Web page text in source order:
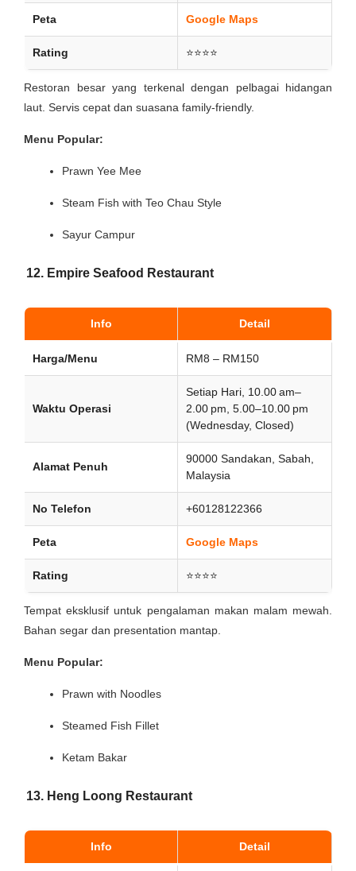
Peta Google Maps
Rating ⭐⭐⭐⭐
Restoran besar yang terkenal dengan pelbagai hidangan
laut. Servis cepat dan suasana family-friendly.
Menu Popular:
Prawn Yee Mee
Steam Fish with Teo Chau Style
Sayur Campur
12. Empire Seafood Restaurant
Info Detail
Harga/Menu RM8 – RM150
Waktu Operasi
Setiap Hari, 10.00 am–
2.00 pm, 5.00–10.00 pm
(Wednesday, Closed)
Alamat Penuh
90000 Sandakan, Sabah,
Malaysia
No Telefon +60128122366
Peta Google Maps
Rating ⭐⭐⭐⭐
Tempat eksklusif untuk pengalaman makan malam mewah.
Bahan segar dan presentation mantap.
Menu Popular:
Prawn with Noodles
Steamed Fish Fillet
Ketam Bakar
13. Heng Loong Restaurant
Info Detail